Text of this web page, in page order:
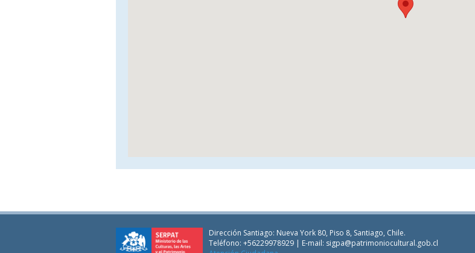
Dirección Santiago: Nueva York 80, Piso 8, Santiago, Chile.
Teléfono: +56229978929 | E-mail: sigpa@patrimoniocultural.gob.cl